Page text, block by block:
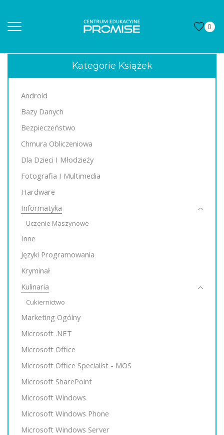
0
Kategorie Książek
Android
Bazy Danych
Bezpieczeństwo
Chmura Obliczeniowa
Dla Dzieci I Młodzieży
Fotografia I Multimedia
Hardware
Informatyka
Uczenie Maszynowe
Inne
Języki Programowania
Kryminał
Kulinaria
Cukiernictwo
Marketing Ogólny
Microsoft .NET
Microsoft Office
Microsoft Office Specialist - MOS
Microsoft SharePoint
Microsoft Windows
Microsoft Windows Phone
Microsoft Windows Server